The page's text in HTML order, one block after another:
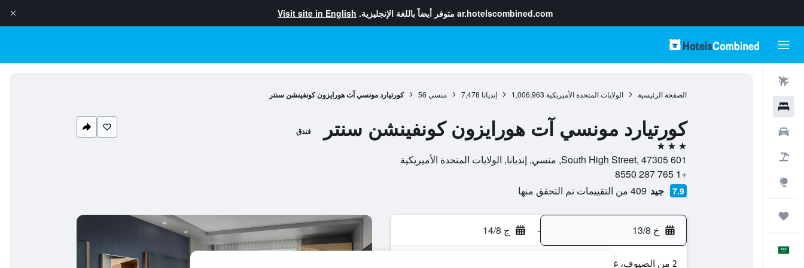
ar.hotelscombined.com متوفر أيضاً باللغة الإنجليزية. Visit site in English
الصفحة الرئيسية الولايات المتحدة الأميريكية 1,006,963 إنديانا 7,478 منسي 56 كورتيارد مونسي آت هورايزون كونفينشن سنتر
كورتيارد مونسي آت هورايزون كونفينشن سنتر فندق
3 نجوم
601 South High Street, 47305, منسي, إنديانا, الولايات المتحدة الأميريكية
+1 765 287 8550
7.9 جيد 409 من التقييمات تم التحقق منها
خ 13/8 - ج 14/8
2 من الضيوف، غرفة واحدة